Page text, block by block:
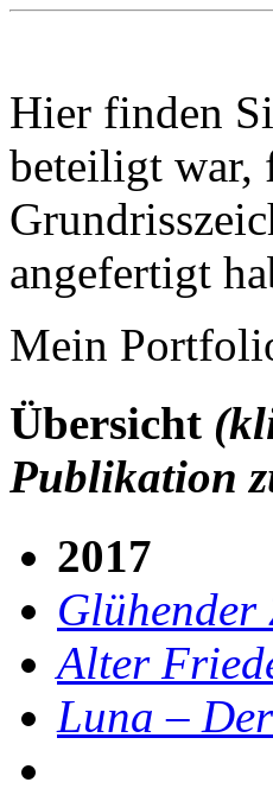
Hier finden
beteiligt war,
angefertigt
Mein
Übersicht
Publikation
2017
Glühender
Alter
Luna –